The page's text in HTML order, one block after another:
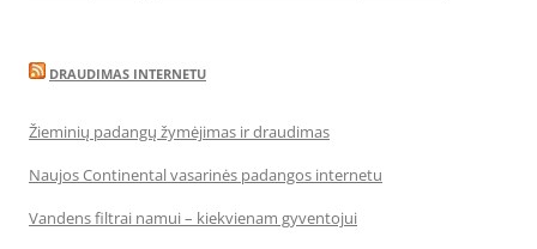
DRAUDIMAS INTERNETU
Žieminių padangų žymėjimas ir draudimas
Naujos Continental vasarinės padangos internetu
Vandens filtrai namui – kiekvienam gyventojui